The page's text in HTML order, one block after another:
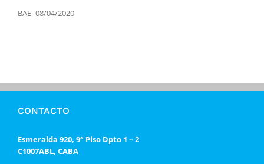
BAE -08/04/2020
CONTACTO
Esmeralda 920, 9° Piso Dpto 1 – 2
C1007ABL, CABA